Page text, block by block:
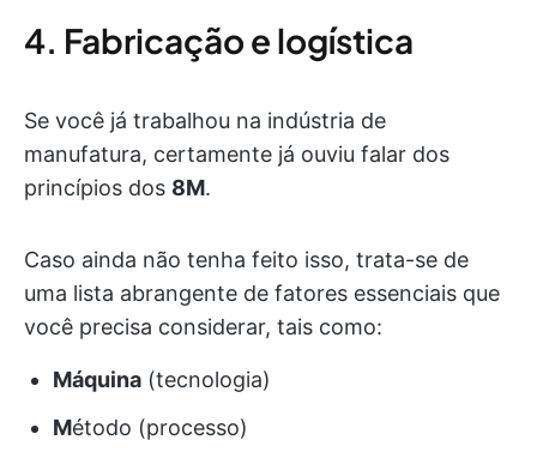
4. Fabricação e logística
Se você já trabalhou na indústria de
manufatura, certamente já ouviu falar dos
princípios dos 8M.
Caso ainda não tenha feito isso, trata-se de
uma lista abrangente de fatores essenciais que
você precisa considerar, tais como:
Máquina (tecnologia)
Método (processo)